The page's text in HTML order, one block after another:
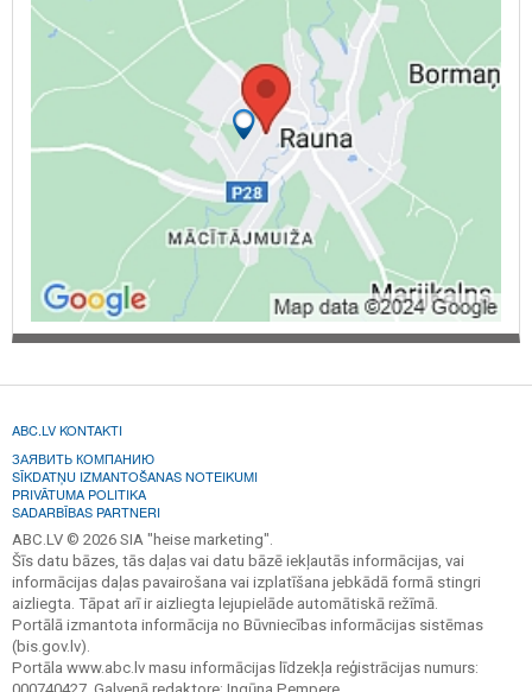
ABC.LV KONTAKTI
ЗАЯВИТЬ КОМПАНИЮ
SĪKDATŅU IZMANTOŠANAS NOTEIKUMI
PRIVĀTUMA POLITIKA
SADARBĪBAS PARTNERI
ABC.LV © 2026 SIA "heise marketing".
Šīs datu bāzes, tās daļas vai datu bāzē iekļautās informācijas, vai
informācijas daļas pavairošana vai izplatīšana jebkādā formā stingri
aizliegta. Tāpat arī ir aizliegta lejupielāde automātiskā režīmā.
Portālā izmantota informācija no Būvniecības informācijas sistēmas
(bis.gov.lv).
Portāla www.abc.lv masu informācijas līdzekļa reģistrācijas numurs: